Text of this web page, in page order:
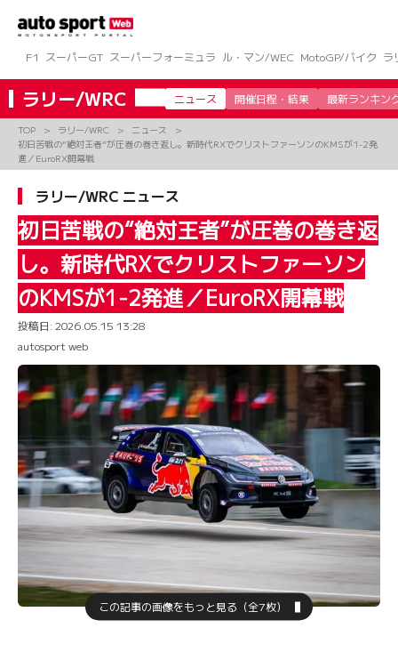
ツ
へ
ス
キ
F1 スーパーGT スーパーフォーミュラ ル・マン/WEC MotoGP/バイク ラ
ラリー/WRC ニュース 開催日程・結果 最新ランキン
TOP ラリー/WRC
ニュース
初日苦戦の“絶対王者”が圧巻の巻き返し。新時代RXでクリストファーソンのKMSが1-2発
進／EuroRX開幕戦
ラリー/WRC ニュース
初日苦戦の“絶対王者”が圧巻の巻き返
し。新時代RXでクリストファーソン
のKMSが1-2発進／EuroRX開幕戦
投稿日: 2026.05.15 13:28
autosport web
この記事の画像をもっと見る（全7枚）